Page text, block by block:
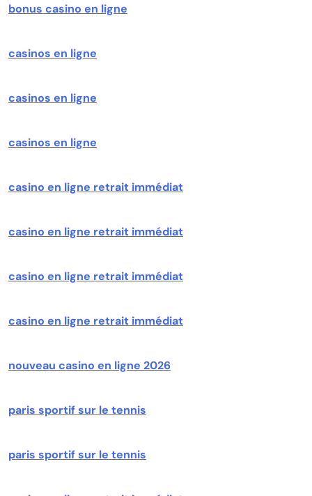
bonus casino en ligne
casinos en ligne
casinos en ligne
casinos en ligne
casino en ligne retrait immédiat
casino en ligne retrait immédiat
casino en ligne retrait immédiat
casino en ligne retrait immédiat
nouveau casino en ligne 2026
paris sportif sur le tennis
paris sportif sur le tennis